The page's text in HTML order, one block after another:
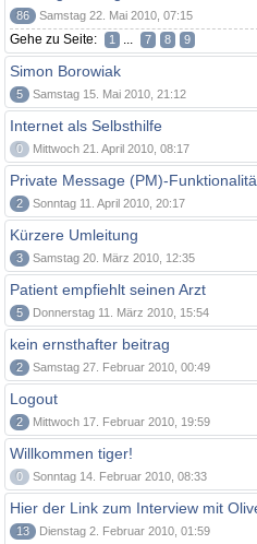
86 Samstag 22. Mai 2010, 07:15
Gehe zu Seite: 1 ... 7 8 9
Simon Borowiak
5 Samstag 15. Mai 2010, 21:12
Internet als Selbsthilfe
0 Mittwoch 21. April 2010, 08:17
Private Message (PM)-
2 Sonntag 11. April 2010, 20:17
Kürzere Umleitung
3 Samstag 20. März 2010, 12:35
Patient empfiehlt seinen Arzt
5 Donnerstag 11. März 2010, 15:54
kein ernsthafter beitrag
2 Samstag 27. Februar 2010, 00:49
Logout
2 Mittwoch 17. Februar 2010, 19:59
Willkommen tiger!
0 Sonntag 14. Februar 2010, 08:33
Hier der Link zum Interview mit
13 Dienstag 2. Februar 2010, 01:59